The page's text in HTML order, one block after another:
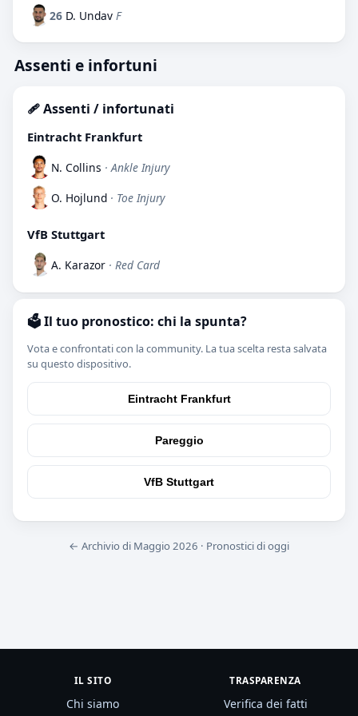
26 D. Undav F
Assenti e infortuni
🩹 Assenti / infortunati
Eintracht Frankfurt
N. Collins · Ankle Injury
O. Hojlund · Toe Injury
VfB Stuttgart
A. Karazor · Red Card
🗳️ Il tuo pronostico: chi la spunta?
Vota e confrontati con la community. La tua scelta resta salvata
su questo dispositivo.
Eintracht Frankfurt
Pareggio
VfB Stuttgart
← Archivio di Maggio 2026 · Pronostici di oggi
IL SITO
Chi siamo
TRASPARENZA
Verifica dei fatti